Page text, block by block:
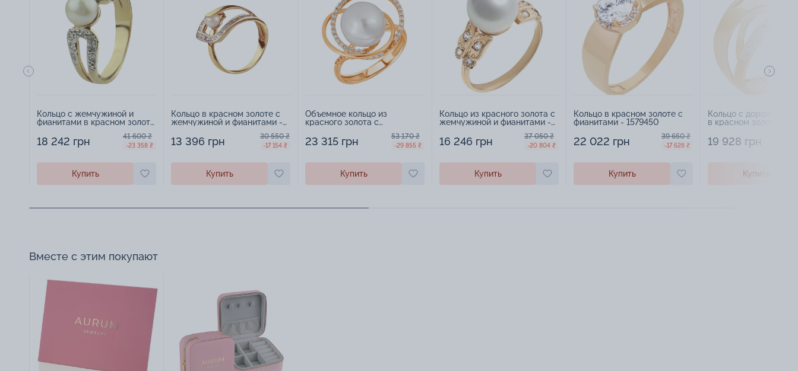
Кольцо с жемчужиной и
фианитами в красном золоте
18 242 грн 41 600 ₴
-23 358 ₴
Купить
Кольцо в красном золоте с
жемчужиной и фианитами -
13 396 грн 30 550 ₴
-17 154 ₴
Купить
Объемное кольцо из
красного золота с
963574
23 315 грн 53 170 ₴
-29 855 ₴
Купить
Кольцо из красного золота с
жемчужиной и фианитами -
16 246 грн 37 050 ₴
-20 804 ₴
Купить
Кольцо в красном золоте с
фианитами - 1579450
22 022 грн 39 650 ₴
-17 628 ₴
Купить
Кольцо с дорожкой
в красном золоте -
19 928 грн
Купить
Вместе с этим покупают